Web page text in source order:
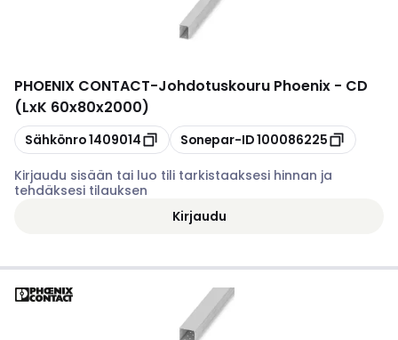
PHOENIX CONTACT-Johdotuskouru Phoenix - CD
(LxK 60x80x2000)
Kopioi
Sähkönro1409014 Kopioi
Sonepar-ID100086225
Kirjaudu sisään tai luo tili tarkistaaksesi hinnan ja
tehdäksesi tilauksen
Kirjaudu